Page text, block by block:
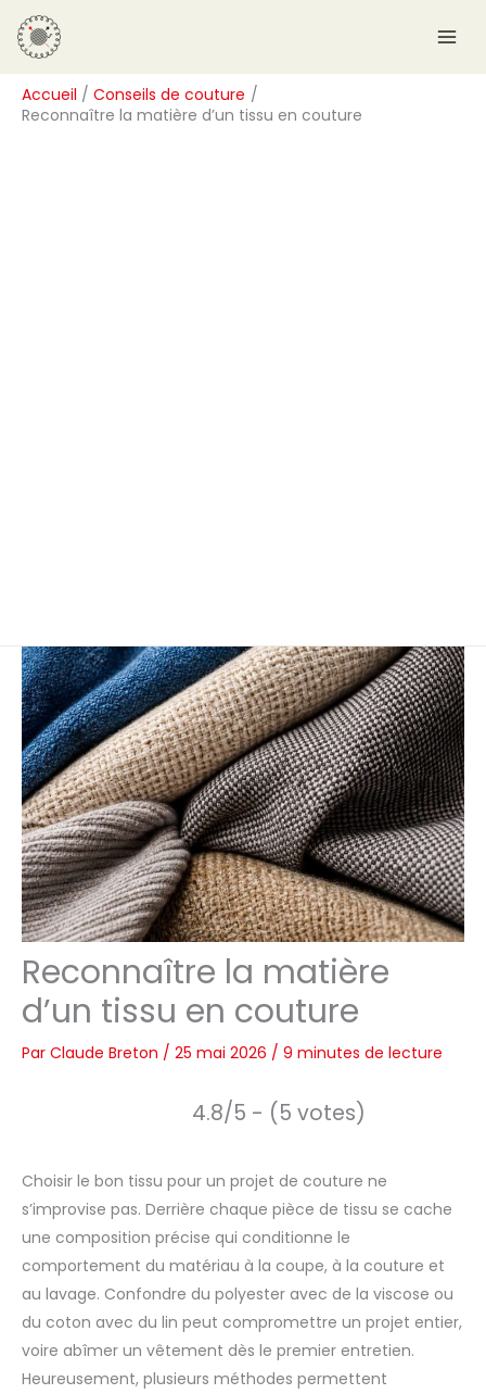
Aller
au
contenu
Accueil
Conseils de couture
Reconnaître la matière d’un tissu en couture
Reconnaître la matière
d’un tissu en couture
Par Claude Breton / 25 mai 2026 / 9 minutes de lecture
4.8/5 - (5 votes)
Choisir le bon tissu pour un projet de couture ne
s’improvise pas. Derrière chaque pièce de tissu se cache
une composition précise qui conditionne le
comportement du matériau à la coupe, à la couture et
au lavage. Confondre du polyester avec de la viscose ou
du coton avec du lin peut compromettre un projet entier,
voire abîmer un vêtement dès le premier entretien.
Heureusement, plusieurs méthodes permettent
R
e
c
h